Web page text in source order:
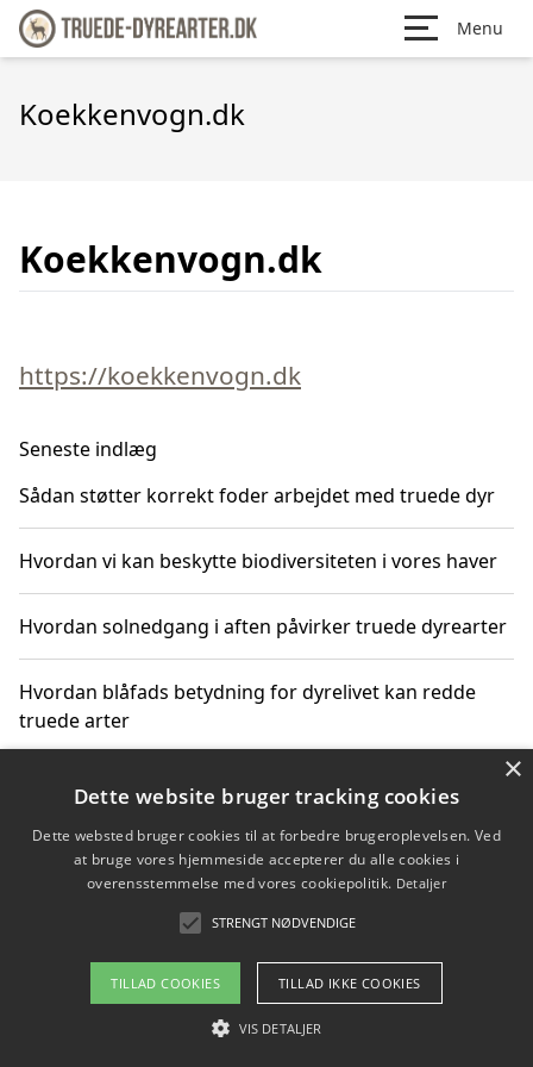
Menu
Koekkenvogn.dk
Koekkenvogn.dk
https://koekkenvogn.dk
Seneste indlæg
Sådan støtter korrekt foder arbejdet med truede dyr
Hvordan vi kan beskytte biodiversiteten i vores haver
Hvordan solnedgang i aften påvirker truede dyrearter
Hvordan blåfads betydning for dyrelivet kan redde
truede arter
Hvordan kan gaver til unge voksne støtte bevarelsen
Copyright 2026 - Pilanto Aps
Om / kontakt
Blog Betingelser
×
Dette website bruger tracking cookies
Dette websted bruger cookies til at forbedre brugeroplevelsen. Ved
at bruge vores hjemmeside accepterer du alle cookies i
overensstemmelse med vores cookiepolitik. Detaljer
STRENGT NØDVENDIGE
TILLAD COOKIES TILLAD IKKE COOKIES
VIS DETALJER